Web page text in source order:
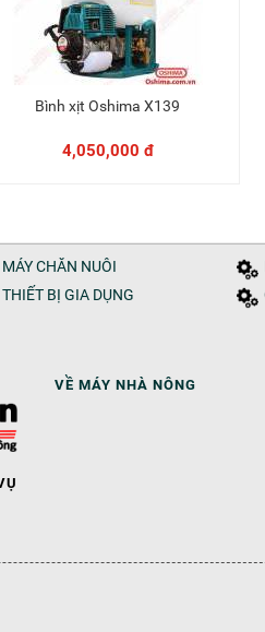
Thêm vào giỏ
Bình xịt Oshima X139
4,050,000 đ
MÁY CHĂN NUÔI
THIẾT BỊ GIA DỤNG
VỀ MÁY NHÀ NÔNG